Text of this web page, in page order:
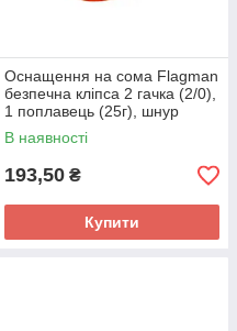
Оснащення на сома Flagman
безпечна кліпса 2 гачка (2/0),
1 поплавець (25г), шнур
0,8мм, 100см
В наявності
193,50 ₴
Купити